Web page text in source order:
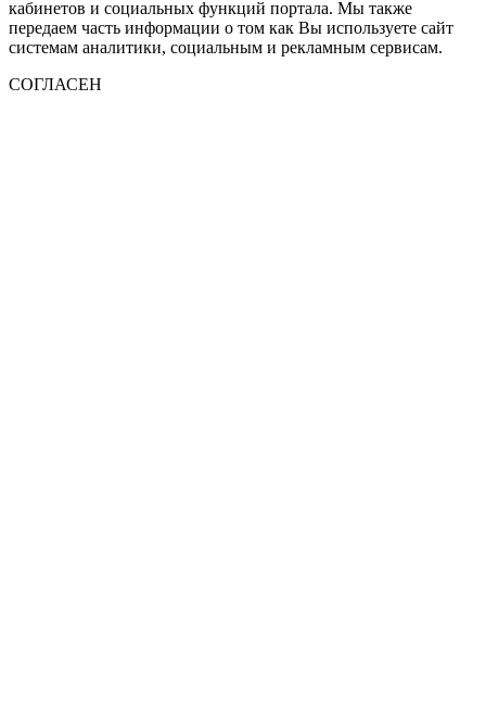
кабинетов и социальных функций портала. Мы также
передаем часть информации о том как Вы используете сайт
системам аналитики, социальным и рекламным сервисам.
СОГЛАСЕН